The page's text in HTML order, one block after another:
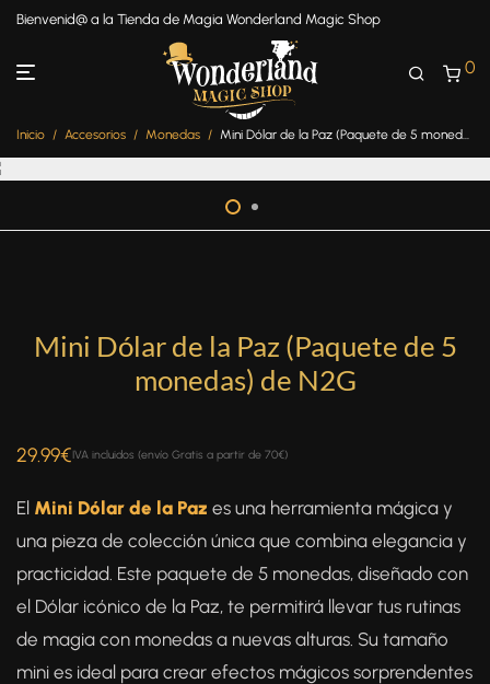
Bienvenid@ a la Tienda de Magia Wonderland Magic Shop
0
Inicio / Accesorios / Monedas / Mini Dólar de la Paz (Paquete de 5 monedas) de N2G
Mini Dólar de la Paz (Paquete de 5
monedas) de N2G
29.99€IVA incluidos (envío Gratis a partir de 70€)
El Mini Dólar de la Paz es una herramienta mágica y
una pieza de colección única que combina elegancia y
practicidad. Este paquete de 5 monedas, diseñado con
el Dólar icónico de la Paz, te permitirá llevar tus rutinas
de magia con monedas a nuevas alturas. Su tamaño
mini es ideal para crear efectos mágicos sorprendentes